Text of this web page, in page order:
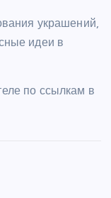
украшений,
идеи в
по ссылкам в